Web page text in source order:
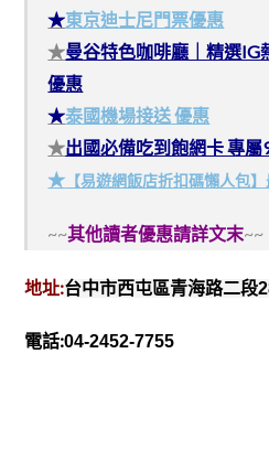
★東京迪士尼門票優惠
★曼谷特色咖啡廳｜精選IG
優惠
★泰國機場接送 優惠
★出國必備吃到飽網卡 專屬
★ 【易遊網飯店折扣碼懶人包
~~其他讀者優惠請詳文末~~
地址:台中市西屯區青海路二段
電話:04-2452-7755